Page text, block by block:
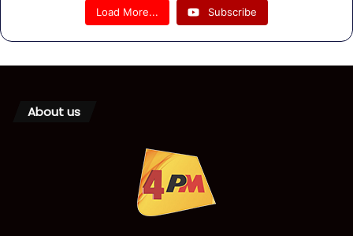
Load More... Subscribe
About us